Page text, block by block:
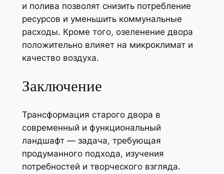
и полива позволят снизить потребление
ресурсов и уменьшить коммунальные
расходы. Кроме того, озеленение двора
положительно влияет на микроклимат и
качество воздуха.
Заключение
Трансформация старого двора в
современный и функциональный
ландшафт — задача, требующая
продуманного подхода, изучения
потребностей и творческого взгляда.